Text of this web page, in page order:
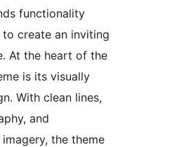
functionality
create an inviting
At the heart of the
is its visually
With clean lines,
and
the theme